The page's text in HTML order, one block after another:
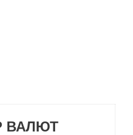
ВАЛЮТ